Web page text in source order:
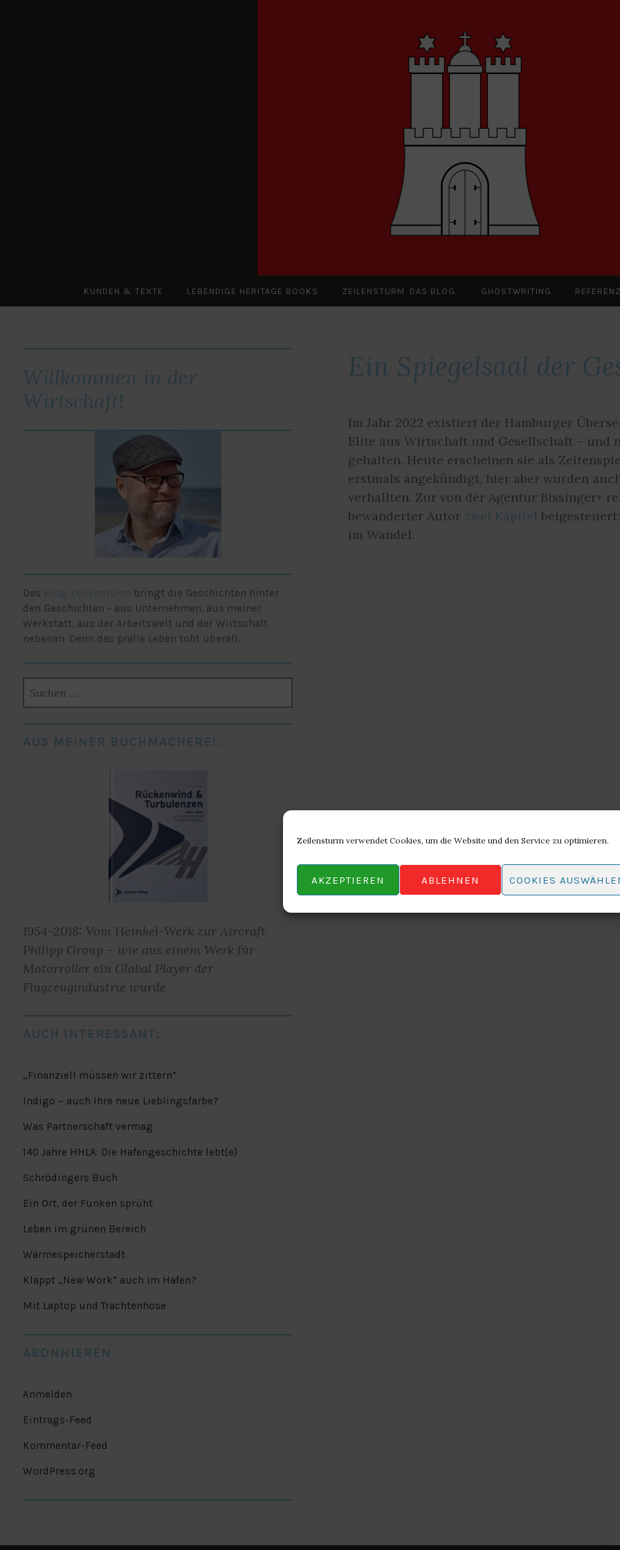
Zeilensturm verwendet Cookies, um die Website und den Service zu optimieren.
AKZEPTIEREN ABLEHNEN COOKIES
KUNDEN & TEXTE LEBENDIGE HERITAGE BOOKS ZEILENSTURM. DAS BLOG. GHOSTWRITING
Ein Spiegelsaal der
Im Jahr 2022 existiert der Hamburger
Elite aus Wirtschaft und Gesellschaft –
gehalten. Heute erscheinen sie als
erstmals angekündigt, hier aber wurden
verhallten. Zur von der Agentur Bissinger+
bewanderter Autor zwei Kapitel
im Wandel.
Willkommen in der
Wirtschaft!
Das Blog Zeilensturm bringt die Geschichten hinter
den Geschichten - aus Unternehmen, aus meiner
Werkstatt, aus der Arbeitswelt und der Wirtschaft
nebenan. Denn das pralle Leben tobt überall.
NACH:
AUS MEINER BUCHMACHEREI:
1954-2018: Vom Heinkel-Werk zur Aircraft
Philipp Group – wie aus einem Werk für
Motorroller ein Global Player der
Flugzeugindustrie wurde
AUCH INTERESSANT:
„Finanziell müssen wir zittern“
Indigo – auch Ihre neue Lieblingsfarbe?
Was Partnerschaft vermag
140 Jahre HHLA: Die Hafengeschichte lebt(e)
Schrödingers Buch
Ein Ort, der Funken sprüht
Leben im grünen Bereich
Wärmespeicherstadt
Klappt „New Work“ auch im Hafen?
Mit Laptop und Trachtenhose
ABONNIEREN
Anmelden
Eintrags-Feed
Kommentar-Feed
WordPress.org